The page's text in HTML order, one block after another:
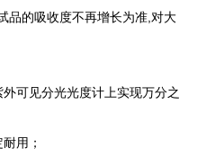
品的吸收度不再增长为准,对大
可见分光光度计上实现万分之
用；